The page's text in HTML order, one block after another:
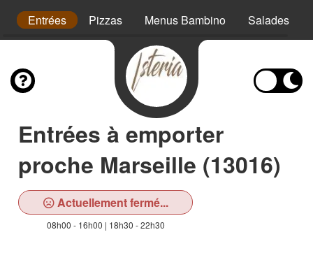
Entrées Pizzas Menus Bambino Salades
Entrées à emporter
proche Marseille (13016)
Actuellement fermé...
08h00 - 16h00 | 18h30 - 22h30